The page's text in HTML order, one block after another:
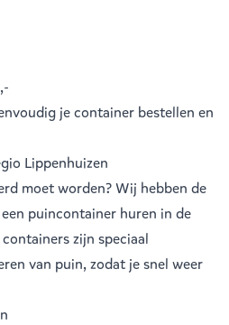
jecontainer bestellen en
Lippenhuizen
moet worden? Wij hebben de
puincontainer huren in de
zijn speciaal
van puin, zodat je snel weer